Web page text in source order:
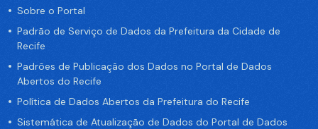
Sobre o Portal
Padrão de Serviço de Dados da Prefeitura da Cidade de
Recife
Padrões de Publicação dos Dados no Portal de Dados
Abertos do Recife
Política de Dados Abertos da Prefeitura do Recife
Sistemática de Atualização de Dados do Portal de Dados